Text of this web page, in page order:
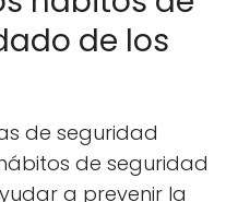
de los
de seguridad
de seguridad
a prevenir la